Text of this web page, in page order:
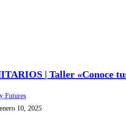
| Taller «Conoce
Futures
enero 10, 2025